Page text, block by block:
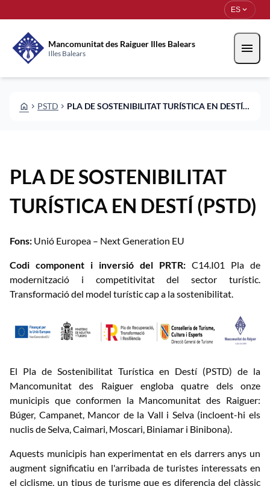
ES expand_more
Mancomunitat des Raiguer Illes Balears
Illes Balears menu
HOME CHEVRON_RIGHT PSTD CHEVRON_RIGHT PLA DE SOSTENIBILITAT TURÍSTICA EN DESTÍ (PSTD)
PLA DE SOSTENIBILITAT
TURÍSTICA EN DESTÍ (PSTD)
Fons: Unió Europea – Next Generation EU
Codi component i inversió del PRTR: C14.I01 Pla de
modernització i competitivitat del sector turístic.
Transformació del model turístic cap a la sostenibilitat.
El Pla de Sostenibilitat Turística en Destí (PSTD) de la
Mancomunitat des Raiguer engloba quatre dels onze
municipis que conformen la Mancomunitat des Raiguer:
Búger, Campanet, Mancor de la Vall i Selva (incloent-hi els
nuclis de Selva, Caimari, Moscari, Biniamar i Binibona).
Aquests municipis han experimentat en els darrers anys un
augment significatiu en l'arribada de turistes interessats en
el ciclisme, un tipus de turisme que es diferencia del clàssic